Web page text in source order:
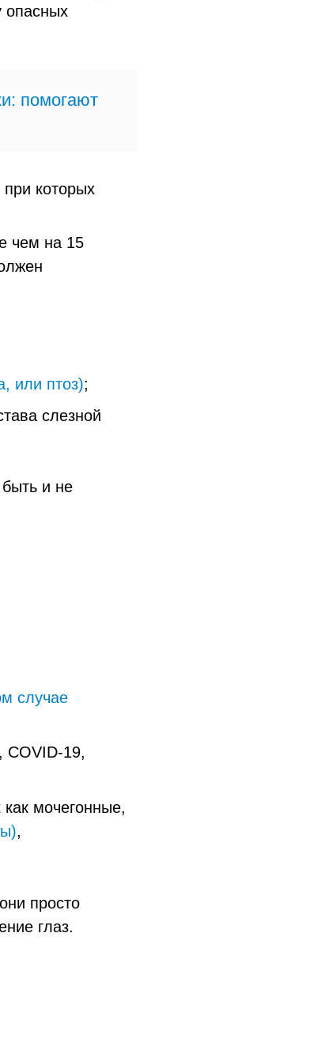
опасных
помогают
которых
чем на 15
или птоз);
слезной
и не
случае
COVID-19,
мочегонные,
,
просто
глаз.